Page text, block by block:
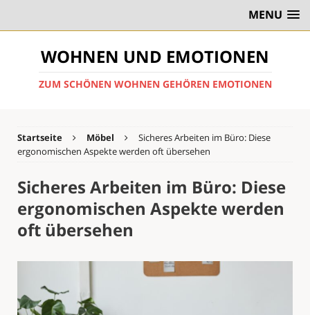
MENU
WOHNEN UND EMOTIONEN
ZUM SCHÖNEN WOHNEN GEHÖREN EMOTIONEN
Startseite Möbel
Sicheres Arbeiten im Büro: Diese
ergonomischen Aspekte werden oft übersehen
Sicheres Arbeiten im Büro: Diese
ergonomischen Aspekte werden
oft übersehen